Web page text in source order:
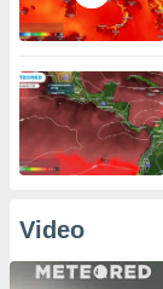
Video